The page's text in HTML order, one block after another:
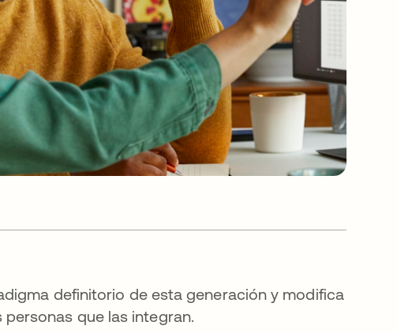
definitorio de esta generación y modifica
que las integran.